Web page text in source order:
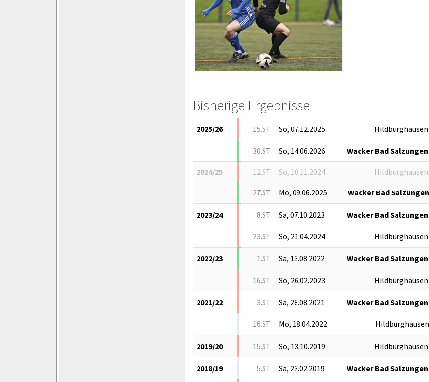
Bisherige Ergebnisse
2025/26 15.ST So, 07.12.2025 Hildburghausen
30.ST So, 14.06.2026 Wacker Bad Salzungen
2024/25 12.ST So, 10.11.2024 Hildburghausen
27.ST Mo, 09.06.2025 Wacker Bad Salzungen
2023/24 8.ST Sa, 07.10.2023 Wacker Bad Salzungen
23.ST So, 21.04.2024 Hildburghausen
2022/23 1.ST Sa, 13.08.2022 Wacker Bad Salzungen
16.ST So, 26.02.2023 Hildburghausen
2021/22 3.ST Sa, 28.08.2021 Wacker Bad Salzungen
16.ST Mo, 18.04.2022 Hildburghausen
2019/20 15.ST So, 13.10.2019 Hildburghausen
2018/19 5.ST Sa, 23.02.2019 Wacker Bad Salzungen